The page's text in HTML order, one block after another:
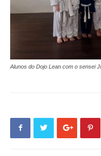
Alunos do Dojo Lean com o sensei